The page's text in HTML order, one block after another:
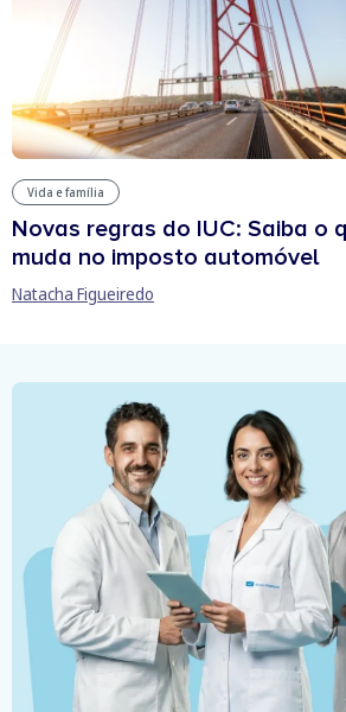
Vida e família
Novas regras do IUC: Saiba o
muda no imposto automóvel
Natacha Figueiredo